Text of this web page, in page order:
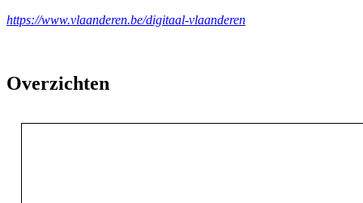
https://www.vlaanderen.be/digitaal-vlaanderen
Overzichten